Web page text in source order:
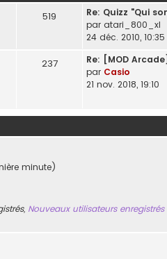
519
Re: Quizz "Qui
par atari_800_xl
24 déc. 2010, 10:35
237
Re: [MOD
par Casio
21 nov. 2018, 19:10
minute)
, Nouveaux utilisateurs enregistrés